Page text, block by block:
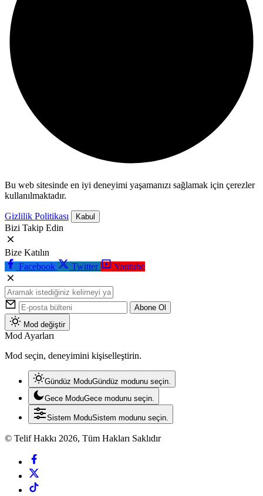
Bu web sitesinde en iyi deneyimi yaşamanızı sağlamak için çerezler
kullanılmaktadır.
Gizlilik Politikası Kabul
Bizi Takip Edin
Bize Katılın
Facebook
Twitter Youtube
Abone Ol
Mod değiştir
Mod Ayarları
Mod seçin, deneyimini kişiselleştirin.
Gündüz ModuGündüz modunu seçin.
Gece ModuGece modunu seçin.
Sistem ModuSistem modunu seçin.
© Telif Hakkı 2026, Tüm Hakları Saklıdır